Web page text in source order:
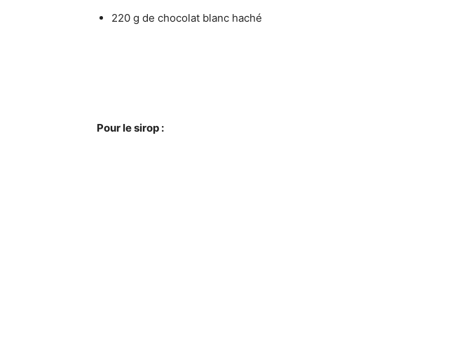
220 g de chocolat blanc haché
Pour le sirop :